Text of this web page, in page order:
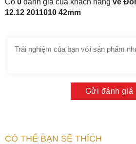
12.12 2011010 42mm
Gửi đánh giá
CÓ THỂ BẠN SẼ THÍCH